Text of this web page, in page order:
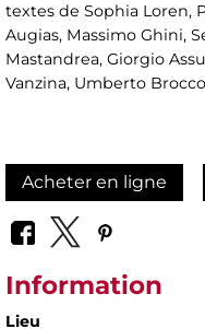
textes de Sophia Loren,
Augias, Massimo Ghini,
Mastandrea, Giorgio
Vanzina, Umberto
Acheter en ligne
Information
Lieu